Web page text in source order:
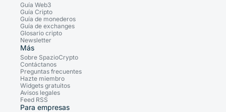
Guía Web3
Guía Cripto
Guía de monederos
Guía de exchanges
Glosario cripto
Newsletter
Más
Sobre SpazioCrypto
Contáctanos
Preguntas frecuentes
Hazte miembro
Widgets gratuitos
Avisos legales
Feed RSS
Para empresas